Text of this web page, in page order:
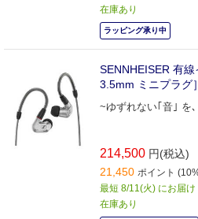
在庫あり
ラッピング承り中
SENNHEISER 有
3.5mm ミニプラグ
~ゆずれない｢音｣ を
214,500 円(税込)
21,450 ポイント
最短 8/11(火) にお届け
在庫あり